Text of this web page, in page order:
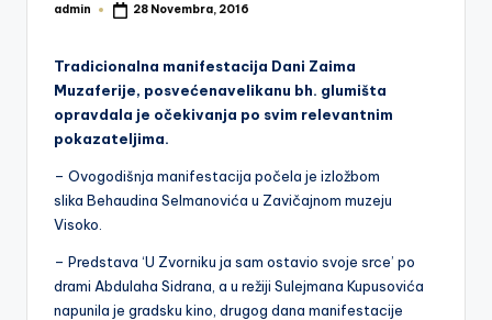
Posted
admin 28 Novembra, 2016
Tradicionalna manifestacija Dani Zaima
Muzaferije, posvećenavelikanu bh. glumišta
opravdala je očekivanja po svim relevantnim
pokazateljima.
– Ovogodišnja manifestacija počela je izložbom
slika Behaudina Selmanovića u Zavičajnom muzeju
Visoko.
– Predstava ‘U Zvorniku ja sam ostavio svoje srce’ po
drami Abdulaha Sidrana, a u režiji Sulejmana Kupusovića
napunila je gradsku kino, drugog dana manifestacije